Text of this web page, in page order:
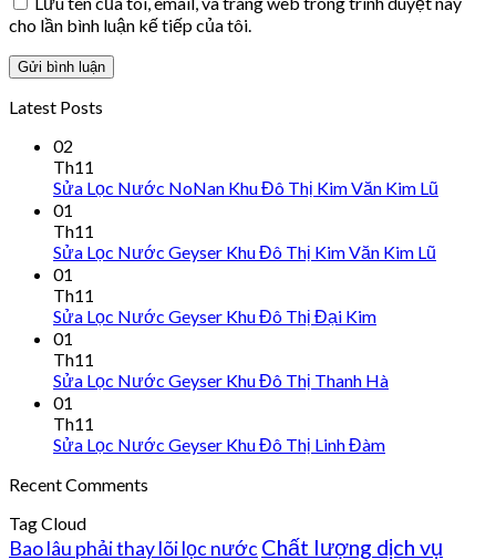
cho lần bình luận kế tiếp của tôi.
Latest Posts
02
Th11
Sửa Lọc Nước NoNan Khu Đô Thị Kim Văn Kim Lũ
01
Th11
Sửa Lọc Nước Geyser Khu Đô Thị Kim Văn Kim Lũ
01
Th11
Sửa Lọc Nước Geyser Khu Đô Thị Đại Kim
01
Th11
Sửa Lọc Nước Geyser Khu Đô Thị Thanh Hà
01
Th11
Sửa Lọc Nước Geyser Khu Đô Thị Linh Đàm
Recent Comments
Tag Cloud
Bao lâu phải thay lõi lọc nước Chất lượng dịch vụ